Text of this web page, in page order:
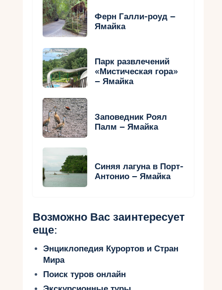
Ферн Галли-роуд –
Ямайка
Парк развлечений
«Мистическая гора»
– Ямайка
Заповедник Роял
Палм – Ямайка
Синяя лагуна в Порт-
Антонио – Ямайка
Возможно Вас заинтересует
еще:
Энциклопедия Курортов и Стран
Мира
Поиск туров онлайн